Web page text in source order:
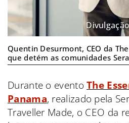
Quentin Desurmont, CEO da
que detém as comunidades
Durante o eventoThe
Panama, realizado pela
Traveller Made, o CEO da